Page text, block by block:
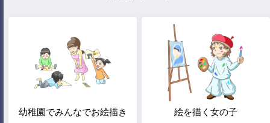
幼稚園でみんなでお絵描き 絵を描く女の子